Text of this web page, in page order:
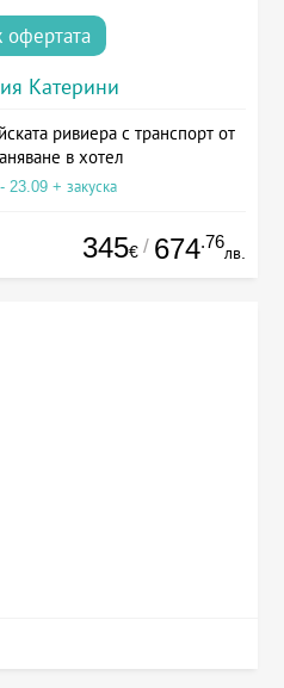
офертата
Катерини
ривиера с транспорт от
в хотел
23.09 + закуска
345€ / 674.76
лв.